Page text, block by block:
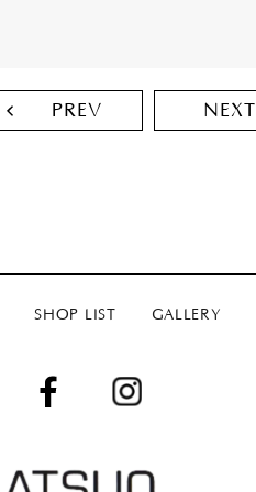
PREV NEXT
SHOP LIST GALLERY